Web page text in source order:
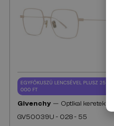
EGYFÓKUSZÚ LENCSÉVEL PLUSZ 25
000 FT
Givenchy — Optikai keretek
GV50039U - 028 - 55